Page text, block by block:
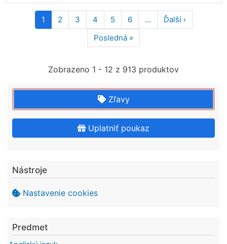
Pagination
1 2 3 4 5 6 … Ďalší ›Ďalšia
strana
Posledná »
strana
Zobrazeno 1 - 12 z 913 produktov
Zľavy
Uplatniť poukaz
Nástroje
Nastavenie cookies
Predmet